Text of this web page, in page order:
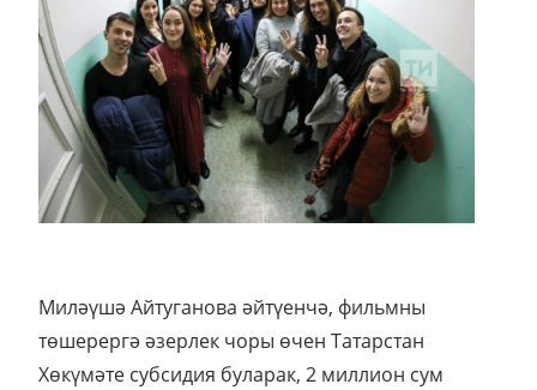
Миләүшә Айтуганова әйтүенчә, фильмны
төшерергә әзерлек чоры өчен Татарстан
Хөкүмәте субсидия буларак, 2 миллион сум